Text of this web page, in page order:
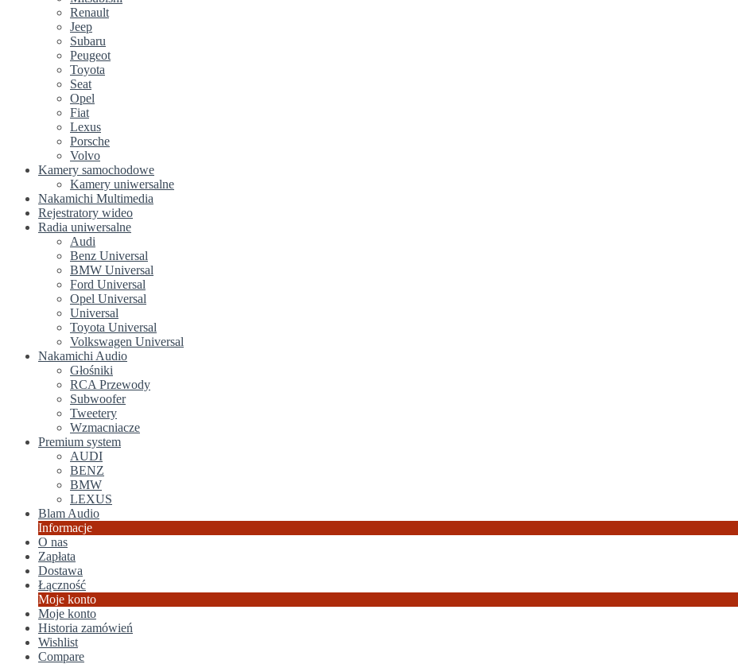
Renault
Jeep
Subaru
Peugeot
Toyota
Seat
Opel
Fiat
Lexus
Porsche
Volvo
Kamery samochodowe
Kamery uniwersalne
Nakamichi Multimedia
Rejestratory wideo
Radia uniwersalne
Audi
Benz Universal
BMW Universal
Ford Universal
Opel Universal
Universal
Toyota Universal
Volkswagen Universal
Nakamichi Audio
Głośniki
RCA Przewody
Subwoofer
Tweetery
Wzmacniacze
Premium system
AUDI
BENZ
BMW
LEXUS
Blam Audio
Informacje
O nas
Zapłata
Dostawa
Łączność
Moje konto
Moje konto
Historia zamówień
Wishlist
Compare